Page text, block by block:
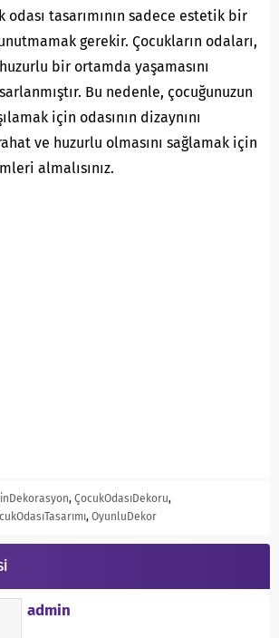
odası tasarımının sadece estetik bir
unutmamak gerekir. Çocukların odaları,
bir ortamda yaşamasını
Bu nedenle, çocuğunuzun
için odasının dizaynını
ve huzurlu olmasını sağlamak için
almalısınız.
, ÇocukOdasıDekoru,
, OyunluDekor
admin